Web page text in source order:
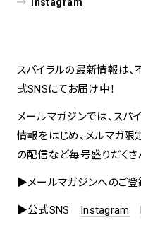
スパイラルの最新情報は
式SNSにてお届け中！
メールマガジンでは、ス
情報をはじめ、メルマガ限
の配信など毎号盛りだくさ
▶︎メールマガジンへのご登
▶︎公式SNS Instagram